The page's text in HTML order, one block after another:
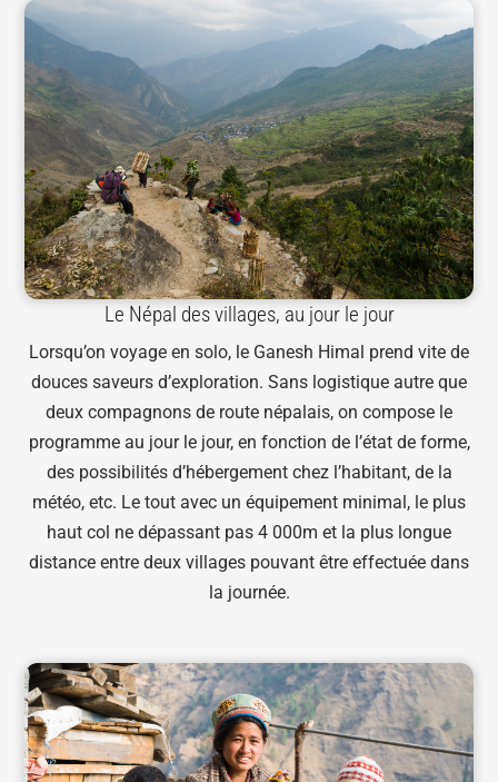
Le Népal des villages, au jour le jour
Lorsqu’on voyage en solo, le Ganesh Himal prend vite de
douces saveurs d’exploration. Sans logistique autre que
deux compagnons de route népalais, on compose le
programme au jour le jour, en fonction de l’état de forme,
des possibilités d’hébergement chez l’habitant, de la
météo, etc. Le tout avec un équipement minimal, le plus
haut col ne dépassant pas 4 000m et la plus longue
distance entre deux villages pouvant être effectuée dans
la journée.